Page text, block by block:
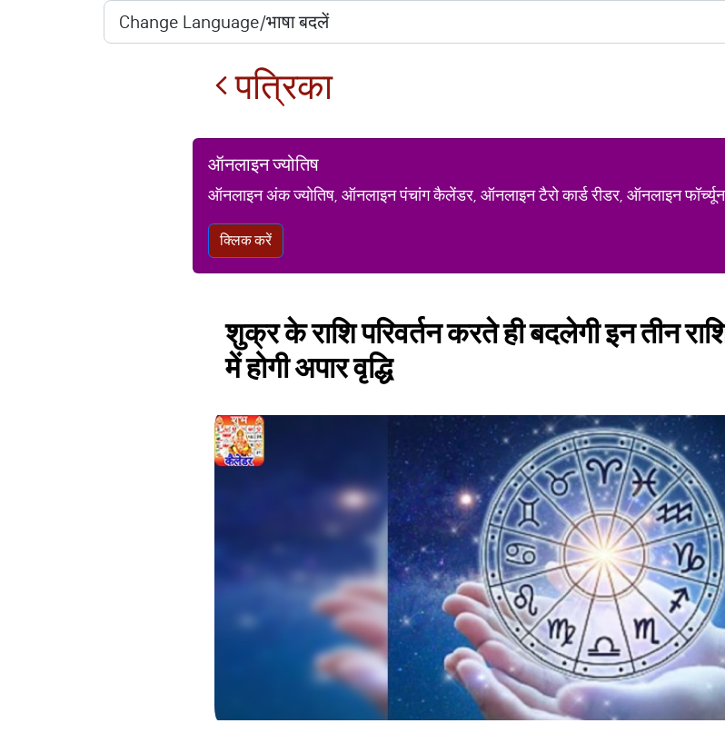
पत्रिका
ऑनलाइन ज्योतिष
ऑनलाइन अंक ज्योतिष, ऑनलाइन पंचांग कैलेंडर, ऑनलाइन टैरो कार्ड रीडर, ऑनलाइन
क्लिक करें
शुक्र के राशि परिवर्तन करते ही बदलेगी इन तीन
में होगी अपार वृद्धि